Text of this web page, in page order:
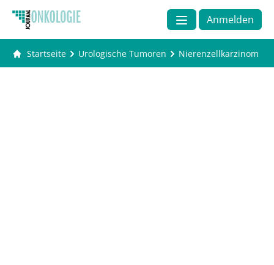
Anmelden
Startseite Urologische Tumoren Nierenzellkarzinom